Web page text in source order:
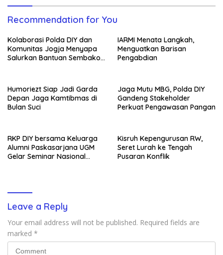
Recommendation for You
Kolaborasi Polda DIY dan
Komunitas Jogja Menyapa
Salurkan Bantuan Sembako,
IARMI Menata Langkah,
Menguatkan Barisan
Pengabdian
Humoriezt Siap Jadi Garda
Depan Jaga Kamtibmas di
Bulan Suci
Jaga Mutu MBG, Polda DIY
Gandeng Stakeholder
Perkuat Pengawasan Pangan
RKP DIY bersama Keluarga
Alumni Paskasarjana UGM
Gelar Seminar Nasional
Kisruh Kepengurusan RW,
Seret Lurah ke Tengah
Pusaran Konflik
Leave a Reply
Your email address will not be published. Required fields are
marked *